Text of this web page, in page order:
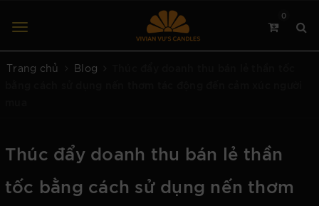
0
Trang chủ Blog
Thúc đẩy doanh thu bán lẻ thần
tốc bằng cách sử dụng nến thơm